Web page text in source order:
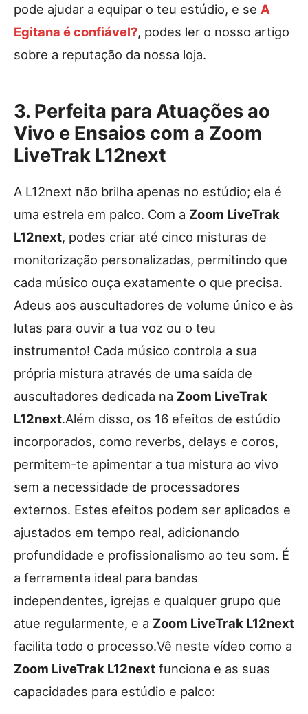
pode ajudar a equipar o teu estúdio, e se A
Egitana é confiável?, podes ler o nosso artigo
sobre a reputação da nossa loja.
3. Perfeita para Atuações ao
Vivo e Ensaios com a Zoom
LiveTrak L12next
A L12next não brilha apenas no estúdio; ela é
uma estrela em palco. Com a Zoom LiveTrak
L12next, podes criar até cinco misturas de
monitorização personalizadas, permitindo que
cada músico ouça exatamente o que precisa.
Adeus aos auscultadores de volume único e às
lutas para ouvir a tua voz ou o teu
instrumento! Cada músico controla a sua
própria mistura através de uma saída de
auscultadores dedicada na Zoom LiveTrak
L12next.Além disso, os 16 efeitos de estúdio
incorporados, como reverbs, delays e coros,
permitem-te apimentar a tua mistura ao vivo
sem a necessidade de processadores
externos. Estes efeitos podem ser aplicados e
ajustados em tempo real, adicionando
profundidade e profissionalismo ao teu som. É
a ferramenta ideal para bandas
independentes, igrejas e qualquer grupo que
atue regularmente, e a Zoom LiveTrak L12next
facilita todo o processo.Vê neste vídeo como a
Zoom LiveTrak L12next funciona e as suas
capacidades para estúdio e palco: